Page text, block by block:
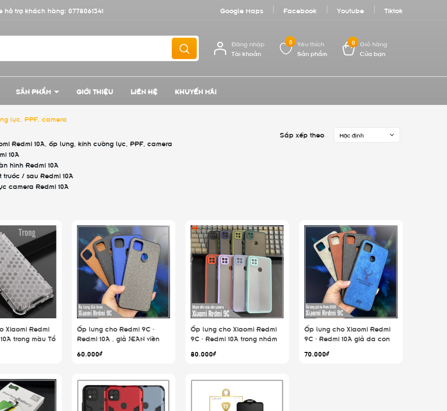
hỗ trợ khách hàng: 0778061341 Google Maps Facebook Youtube Tiktok
Đăng nhập
Tài khoản
0
Yêu thích
Sản phẩm
0
Giỏ hàng
Của bạn
SẢN PHẨM GIỚI THIỆU LIÊN HỆ KHUYẾN MÃI
lực, PPF, camera
Redmi 10A, ốp lưng, kính cường lực, PPF, camera
10A
hình Redmi 10A
trước / sau Redmi 10A
camera Redmi 10A
Sắp xếp theo Mặc định
Xiaomi Redmi
trong màu Tổ
Ốp lưng cho Redmi 9C -
Redmi 10A , giả JEAN viền
60.000₫
Ốp lưng cho Xiaomi Redmi
9C - Redmi 10A trong nhám
80.000₫
Ốp lưng cho Xiaomi Redmi
9C - Redmi 10A giả da con
70.000₫